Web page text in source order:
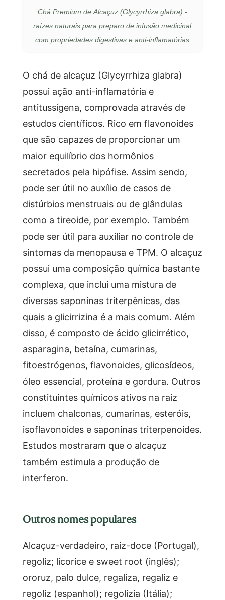
Chá Premium de Alcaçuz (Glycyrrhiza glabra) -
raízes naturais para preparo de infusão medicinal
com propriedades digestivas e anti-inflamatórias
O chá de alcaçuz (Glycyrrhiza glabra)
possui ação anti-inflamatória e
antitussígena, comprovada através de
estudos científicos. Rico em flavonoides
que são capazes de proporcionar um
maior equilíbrio dos hormônios
secretados pela hipófise. Assim sendo,
pode ser útil no auxílio de casos de
distúrbios menstruais ou de glândulas
como a tireoide, por exemplo. Também
pode ser útil para auxiliar no controle de
sintomas da menopausa e TPM. O alcaçuz
possui uma composição química bastante
complexa, que inclui uma mistura de
diversas saponinas triterpênicas, das
quais a glicirrizina é a mais comum. Além
disso, é composto de ácido glicirrético,
asparagina, betaína, cumarinas,
fitoestrógenos, flavonoides, glicosídeos,
óleo essencial, proteína e gordura. Outros
constituintes químicos ativos na raiz
incluem chalconas, cumarinas, esteróis,
isoflavonoides e saponinas triterpenoides.
Estudos mostraram que o alcaçuz
também estimula a produção de
interferon.
Outros nomes populares
Alcaçuz-verdadeiro, raiz-doce (Portugal),
regoliz; licorice e sweet root (inglês);
ororuz, palo dulce, regaliza, regaliz e
regoliz (espanhol); regolizia (Itália);